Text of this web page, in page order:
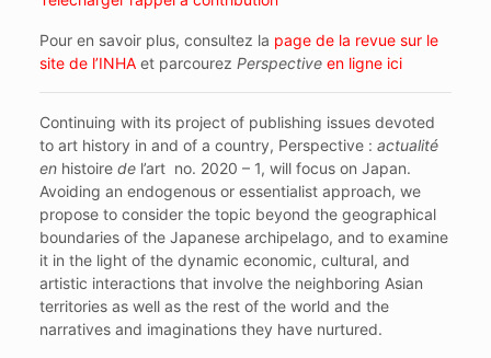
Pour en savoir plus, consultez la page de la revue sur le
site de l’INHAet parcourez Perspective en ligne ici
Continuing with its project of publishing issues devoted
to art history in and of a country, Perspective : actualité
en histoirede l’art no. 2020 – 1, will focus on Japan.
Avoiding an endogenous or essentialist approach, we
propose to consider the topic beyond the geographical
boundaries of the Japanese archipelago, and to examine
it in the light of the dynamic economic, cultural, and
artistic interactions that involve the neighboring Asian
territories as well as the rest of the world and the
narratives and imaginations they have nurtured.